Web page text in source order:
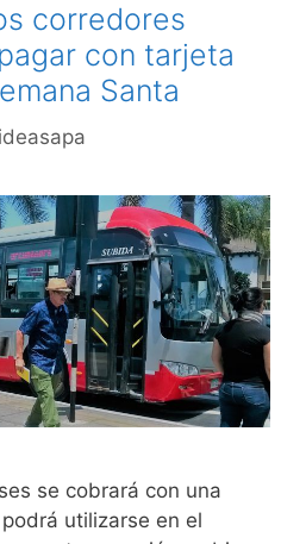
corredores
con tarjeta
Santa
ideasapa
se cobrará con una
utilizarse en el